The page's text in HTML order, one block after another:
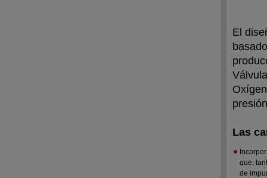
El
Las
que,
de